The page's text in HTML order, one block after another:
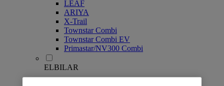
LEAF
ARIYA
X-Trail
Townstar Combi
Townstar Combi EV
Primastar/NV300 Combi
ELBILAR